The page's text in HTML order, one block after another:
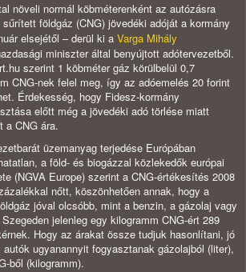
növeli normál köbméterenként az autózásra
sűrített földgáz (CNG) jövedéki adóját a kormány
elsejétől – derül ki a Varga Mihály
miniszter által benyújtott adótervezetből.
szerint 1 köbméter gáz körülbelül 0,7
CNG-nek felel meg, így az adóemelés 20 forint
Érdekesség, hogy Fidesz-kormány
előtt még a jövedéki adó törlése miatt
a CNG ára.
üzemanyag terjedése Európában
a föld- és biogázzal közlekedők európai
(NGVA Europe) szerint a CNG-értékesítés 2008
nőtt, köszönhetően annak, hogy a
jóval olcsóbb, mint a benzin, a gázolaj vagy
jelenleg egy kilogramm CNG-ért 289
Hogy az árakat össze tudjuk hasonlítani, jó
autók ugyanannyit fogyasztanak gázolajból (liter),
ből (kilogramm).